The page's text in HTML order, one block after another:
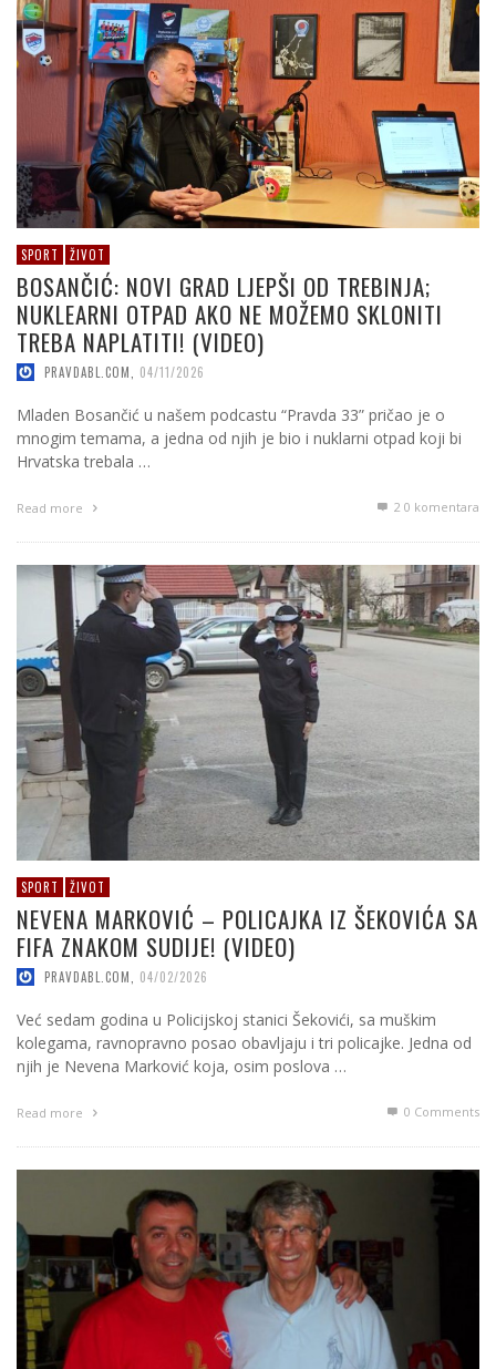
SPORT ŽIVOT
BOSANČIĆ: NOVI GRAD LJEPŠI OD TREBINJA;
NUKLEARNI OTPAD AKO NE MOŽEMO SKLONITI
TREBA NAPLATITI! (VIDEO)
PRAVDABL.COM 04/11/2026
Mladen Bosančić u našem podcastu “Pravda 33” pričao je o
mnogim temama, a jedna od njih je bio i nuklarni otpad koji bi
Hrvatska trebala …
Read more 2 0 komentara
SPORT ŽIVOT
NEVENA MARKOVIĆ – POLICAJKA IZ ŠEKOVIĆA SA
FIFA ZNAKOM SUDIJE! (VIDEO)
PRAVDABL.COM 04/02/2026
Već sedam godina u Policijskoj stanici Šekovići, sa muškim
kolegama, ravnopravno posao obavljaju i tri policajke. Јedna od
njih je Nevena Marković koja, osim poslova …
Read more 0 Comments